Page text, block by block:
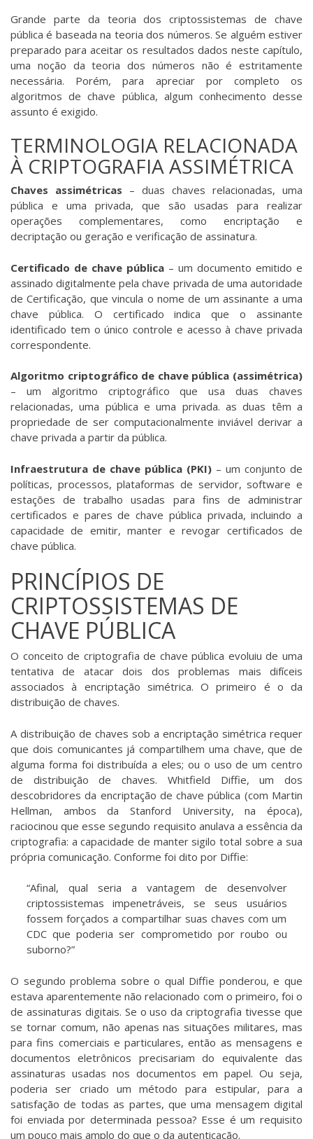
Grande parte da teoria dos criptossistemas de chave
pública é baseada na teoria dos números. Se alguém estiver
preparado para aceitar os resultados dados neste capítulo,
uma noção da teoria dos números não é estritamente
necessária. Porém, para apreciar por completo os
algoritmos de chave pública, algum conhecimento desse
assunto é exigido.
TERMINOLOGIA RELACIONADA
À CRIPTOGRAFIA ASSIMÉTRICA
Chaves assimétricas – duas chaves relacionadas, uma
pública e uma privada, que são usadas para realizar
operações complementares, como encriptação e
decriptação ou geração e verificação de assinatura.
Certificado de chave pública – um documento emitido e
assinado digitalmente pela chave privada de uma autoridade
de Certificação, que vincula o nome de um assinante a uma
chave pública. O certificado indica que o assinante
identificado tem o único controle e acesso à chave privada
correspondente.
Algoritmo criptográfico de chave pública (assimétrica)
– um algoritmo criptográfico que usa duas chaves
relacionadas, uma pública e uma privada. as duas têm a
propriedade de ser computacionalmente inviável derivar a
chave privada a partir da pública.
Infraestrutura de chave pública (PKI) – um conjunto de
políticas, processos, plataformas de servidor, software e
estações de trabalho usadas para fins de admi­nistrar
certificados e pares de chave pública­ privada, incluindo a
capacidade de emitir, manter e revogar certificados de
chave pública.
PRINCÍPIOS DE
CRIPTOSSISTEMAS DE
CHAVE PÚBLICA
O conceito de criptografia de chave pública evoluiu de uma
tentativa de atacar dois dos problemas mais difíceis
associados à encriptação simétrica. O primeiro é o da
distribuição de chaves.
A distribuição de chaves sob a encriptação simétrica requer
que dois comunicantes já compartilhem uma chave, que de
alguma forma foi distribuída a eles; ou o uso de um centro
de distribuição de chaves. Whitfield Diffie, um dos
descobridores da encriptação de chave pública (com Martin
Hellman, ambos da Stanford University, na época),
raciocinou que esse segundo requisito anulava a essência da
criptografia: a capacidade de manter sigilo total sobre a sua
própria comunicação. Conforme foi dito por Diffie:
“Afinal, qual seria a vantagem de desenvolver
criptossistemas impenetráveis, se seus usuários
fossem forçados a compartilhar suas chaves com um
CDC que poderia ser comprometido por roubo ou
suborno?”
O segundo problema sobre o qual Diffie ponderou, e que
estava aparentemente não relacionado com o primeiro, foi o
de assinaturas digitais. Se o uso da criptografia tivesse que
se tornar comum, não apenas nas situações militares, mas
para fins comerciais e particulares, então as mensagens e
documentos eletrônicos precisariam do equivalente das
assinaturas usadas nos documentos em papel. Ou seja,
poderia ser criado um método para estipular, para a
satisfação de todas as partes, que uma mensagem digital
foi enviada por determinada pessoa? Esse é um requisito
um pouco mais amplo do que o da autenticação.